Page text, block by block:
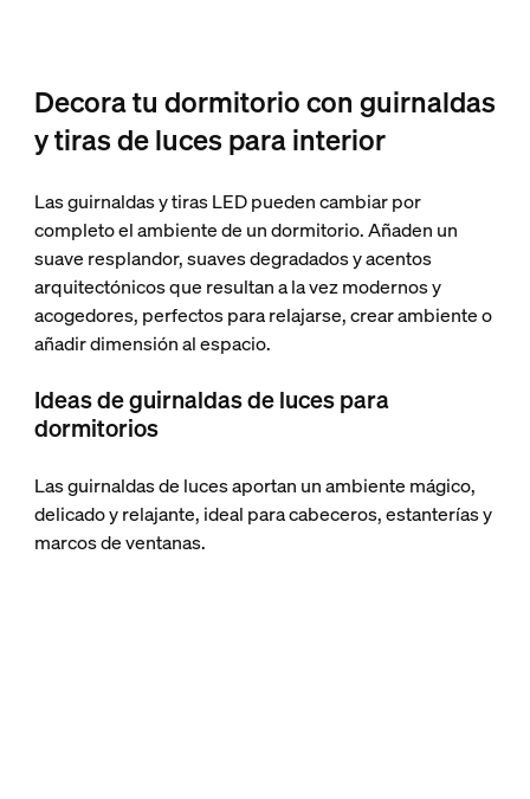
Decora tu dormitorio con guirnaldas
y tiras de luces para interior
Las guirnaldas y tiras LED pueden cambiar por
completo el ambiente de un dormitorio. Añaden un
suave resplandor, suaves degradados y acentos
arquitectónicos que resultan a la vez modernos y
acogedores, perfectos para relajarse, crear ambiente o
añadir dimensión al espacio.
Ideas de guirnaldas de luces para
dormitorios
Las guirnaldas de luces aportan un ambiente mágico,
delicado y relajante, ideal para cabeceros, estanterías y
marcos de ventanas.